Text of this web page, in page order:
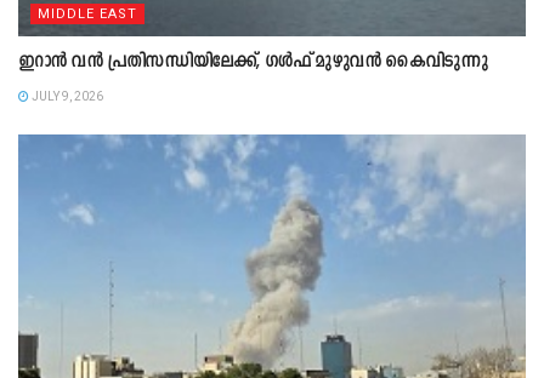
MIDDLE EAST
ഇറാൻ വൻ പ്രതിസന്ധിയിലേക്ക്, ഗൾഫ് മുഴുവൻ കൈവിടുന്നു
JULY 9, 2026